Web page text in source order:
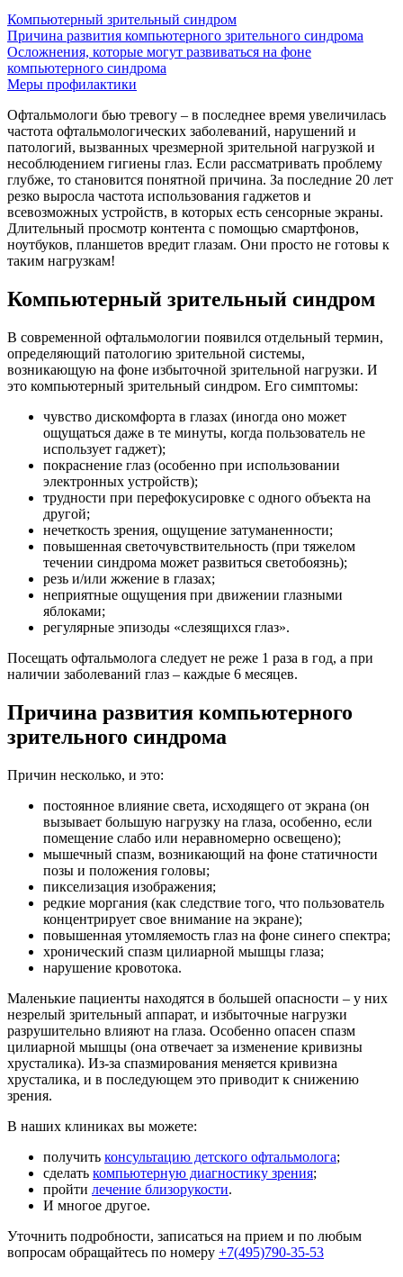
Компьютерный зрительный синдром
Причина развития компьютерного зрительного синдрома
Осложнения, которые могут развиваться на фоне
компьютерного синдрома
Меры профилактики
Офтальмологи бью тревогу – в последнее время увеличилась
частота офтальмологических заболеваний, нарушений и
патологий, вызванных чрезмерной зрительной нагрузкой и
несоблюдением гигиены глаз. Если рассматривать проблему
глубже, то становится понятной причина. За последние 20 лет
резко выросла частота использования гаджетов и
всевозможных устройств, в которых есть сенсорные экраны.
Длительный просмотр контента с помощью смартфонов,
ноутбуков, планшетов вредит глазам. Они просто не готовы к
таким нагрузкам!
Компьютерный зрительный синдром
В современной офтальмологии появился отдельный термин,
определяющий патологию зрительной системы,
возникающую на фоне избыточной зрительной нагрузки. И
это компьютерный зрительный синдром. Его симптомы:
чувство дискомфорта в глазах (иногда оно может
ощущаться даже в те минуты, когда пользователь не
использует гаджет);
покраснение глаз (особенно при использовании
электронных устройств);
трудности при перефокусировке с одного объекта на
другой;
нечеткость зрения, ощущение затуманенности;
повышенная светочувствительность (при тяжелом
течении синдрома может развиться светобоязнь);
резь и/или жжение в глазах;
неприятные ощущения при движении глазными
яблоками;
регулярные эпизоды «слезящихся глаз».
Посещать офтальмолога следует не реже 1 раза в год, а при
наличии заболеваний глаз – каждые 6 месяцев.
Причина развития компьютерного
зрительного синдрома
Причин несколько, и это:
постоянное влияние света, исходящего от экрана (он
вызывает большую нагрузку на глаза, особенно, если
помещение слабо или неравномерно освещено);
мышечный спазм, возникающий на фоне статичности
позы и положения головы;
пикселизация изображения;
редкие моргания (как следствие того, что пользователь
концентрирует свое внимание на экране);
повышенная утомляемость глаз на фоне синего спектра;
хронический спазм цилиарной мышцы глаза;
нарушение кровотока.
Маленькие пациенты находятся в большей опасности – у них
незрелый зрительный аппарат, и избыточные нагрузки
разрушительно влияют на глаза. Особенно опасен спазм
цилиарной мышцы (она отвечает за изменение кривизны
хрусталика). Из-за спазмирования меняется кривизна
хрусталика, и в последующем это приводит к снижению
зрения.
В наших клиниках вы можете:
получить консультацию детского офтальмолога;
сделать компьютерную диагностику зрения;
пройти лечение близорукости.
И многое другое.
Уточнить подробности, записаться на прием и по любым
вопросам обращайтесь по номеру +7(495)790-35-53